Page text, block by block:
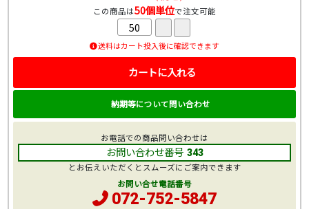
この商品は50個単位で注文可能
送料はカート投入後に確認できます
カートに入れる
納期等について問い合わせ
お電話での商品問い合わせは
お問い合わせ番号 343
とお伝えいただくとスムーズにご案内できます
お問い合せ電話番号
072-752-5847